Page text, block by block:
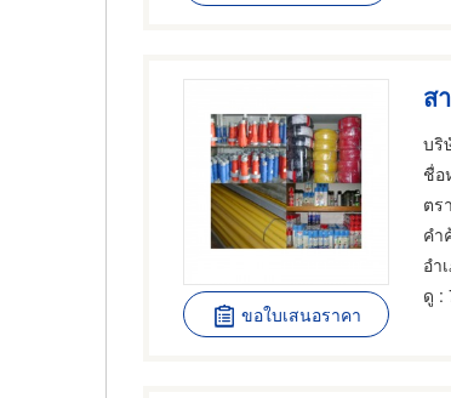
ขอใบเสนอราคา
ส
บริ
ชื่อ
ตร
คำ
อำ
ดู :